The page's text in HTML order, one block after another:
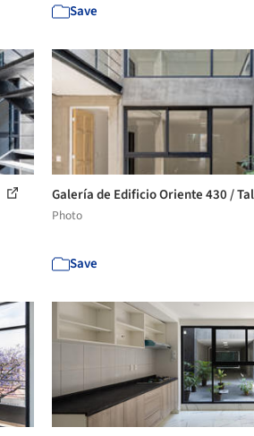
Save
Galería de Edificio Oriente 430 /
Photo
Save